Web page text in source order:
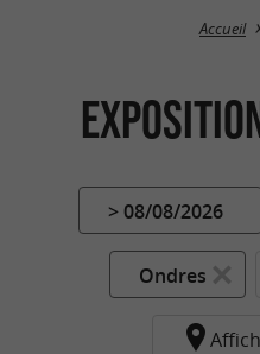
Accueil
> 08/08/2026
Ondres